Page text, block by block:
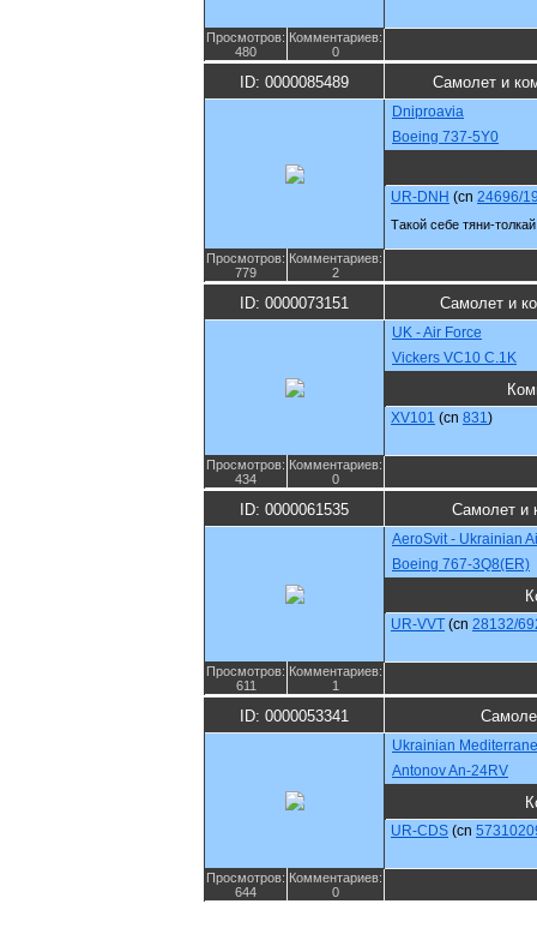
Просмотров:
480
Комментариев:
0
ID: 0000085489 Самолет и
Dniproavia
Boeing 737-5Y0
UR-DNH (cn 24696/
Такой себе тяни-
Просмотров:
779
Комментариев:
2
ID: 0000073151 Самолет и
UK - Air Force
Vickers VC10 C.1K
XV101 (cn 831)
Просмотров:
434
Комментариев:
0
ID: 0000061535 Самолет и
AeroSvit - Ukrainian
Boeing 767-3Q8(ER)
UR-VVT (cn 28132/
Просмотров:
611
Комментариев:
1
ID: 0000053341
Ukrainian
Antonov An-24RV
UR-CDS (cn
Просмотров:
644
Комментариев:
0